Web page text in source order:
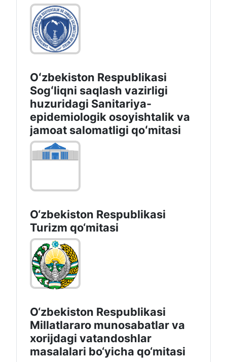
Oʻzbekiston Respublikasi
Sogʻliqni saqlash vazirligi
huzuridagi Sanitariya-
epidemiologik osoyishtalik va
jamoat salomatligi qoʻmitasi
O‘zbekiston Respublikasi
Turizm qo‘mitasi
O‘zbekiston Respublikasi
Millatlararo munosabatlar va
xorijdagi vatandoshlar
masalalari bo‘yicha qo‘mitasi